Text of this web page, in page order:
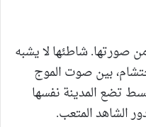
صورتها. شاطئها لا يشبه
بين صوت الموج
تضع المدينة نفسها
الشاهد المتعب.